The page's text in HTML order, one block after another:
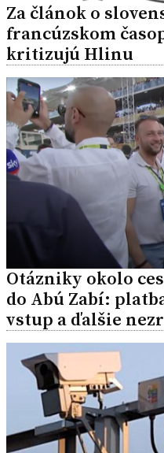
Za článok o
francúzskom
kritizujú Hlinu
Otázniky okolo
do Abú Zabí:
vstup a ďalšie